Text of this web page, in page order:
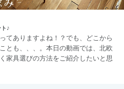
♪
てありますよね！？でも、どこから
とも、、、。本日の動画では、北欧
家具選びの方法をご紹介したいと思